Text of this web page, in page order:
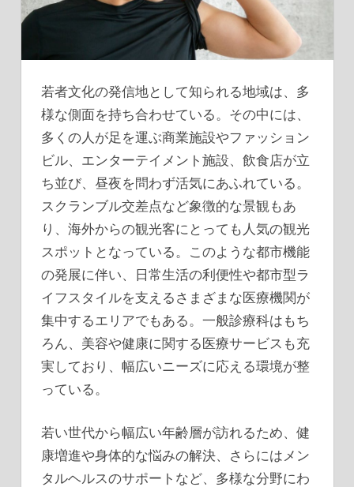
若者文化の発信地として知られる地域は、多
様な側面を持ち合わせている。 その中には、
多くの人が足を運ぶ商業施設やファッション
ビル、エンターテイメント施設、飲食店が立
ち並び、昼夜を問わず活気にあふれている。
スクランブル交差点など象徴的な景観もあ
り、海外からの観光客にとっても人気の観光
スポットとなっている。このような都市機能
の発展に伴い、日常生活の利便性や都市型ラ
イフスタイルを支えるさまざまな医療機関が
集中するエリアでもある。一般診療科はもち
ろん、美容や健康に関する医療サービスも充
実しており、幅広いニーズに応える環境が整
っている。
若い世代から幅広い年齢層が訪れるため、健
康増進や身体的な悩みの解決、さらにはメン
タルヘルスのサポートなど、多様な分野にわ